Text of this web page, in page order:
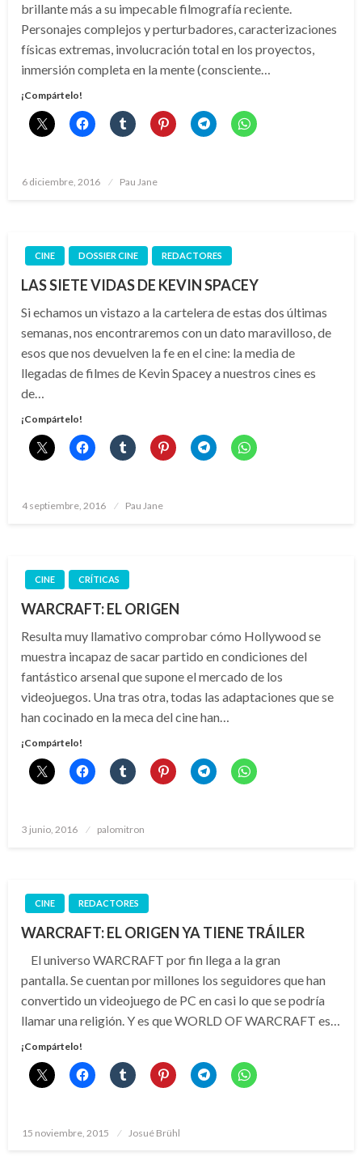
brillante más a su impecable filmografía reciente.
Personajes complejos y perturbadores, caracterizaciones
físicas extremas, involucración total en los proyectos,
inmersión completa en la mente (consciente…
¡Compártelo!
Publicado
6 diciembre, 2016 Pau Jane
CINE DOSSIER CINE REDACTORES
LAS SIETE VIDAS DE KEVIN SPACEY
Si echamos un vistazo a la cartelera de estas dos últimas
semanas, nos encontraremos con un dato maravilloso, de
esos que nos devuelven la fe en el cine: la media de
llegadas de filmes de Kevin Spacey a nuestros cines es
de…
¡Compártelo!
Publicado
4 septiembre, 2016 Pau Jane
CINE CRÍTICAS
WARCRAFT: EL ORIGEN
Resulta muy llamativo comprobar cómo Hollywood se
muestra incapaz de sacar partido en condiciones del
fantástico arsenal que supone el mercado de los
videojuegos. Una tras otra, todas las adaptaciones que se
han cocinado en la meca del cine han…
¡Compártelo!
Publicado
3 junio, 2016 palomitron
CINE REDACTORES
WARCRAFT: EL ORIGEN YA TIENE TRÁILER
El universo WARCRAFT por fin llega a la gran
pantalla. Se cuentan por millones los seguidores que han
convertido un videojuego de PC en casi lo que se podría
llamar una religión. Y es que WORLD OF WARCRAFT es…
¡Compártelo!
Publicado
15 noviembre, 2015 Josué Brühl